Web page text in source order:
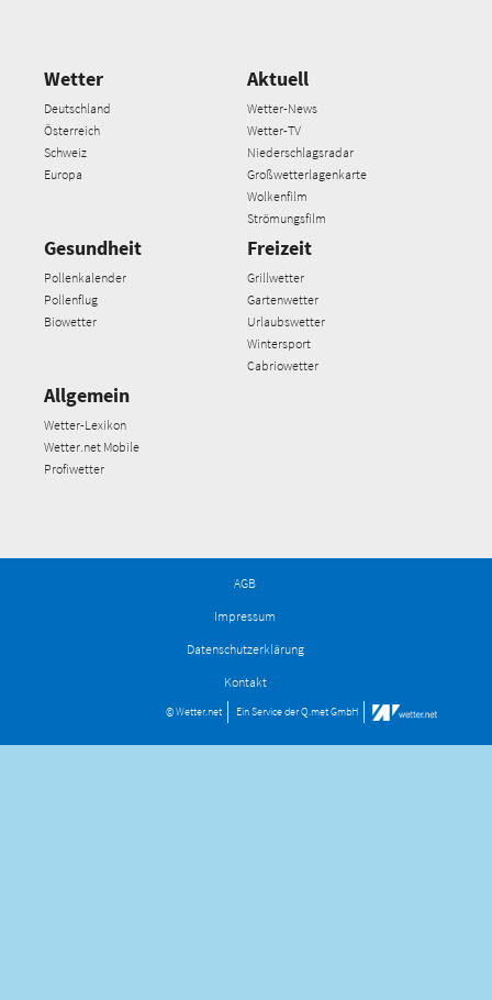
Wetter
Deutschland
Österreich
Schweiz
Europa
Aktuell
Wetter-News
Wetter-TV
Niederschlagsradar
Großwetterlagenkarte
Wolkenfilm
Strömungsfilm
Gesundheit
Pollenkalender
Pollenflug
Biowetter
Freizeit
Grillwetter
Gartenwetter
Urlaubswetter
Wintersport
Cabriowetter
Allgemein
Wetter-Lexikon
Wetter.net Mobile
Profiwetter
AGB
Impressum
Datenschutzerklärung
Kontakt
© Wetter.net Ein Service derQ.met GmbH